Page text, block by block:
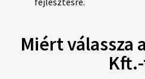
Miért válassza